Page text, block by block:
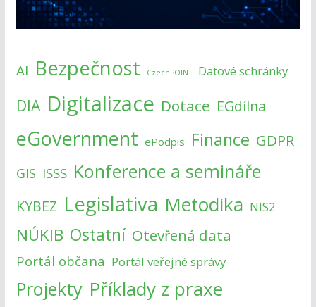
AI Bezpečnost CzechPOINT Datové schránky
DIA Digitalizace Dotace EGdílna
eGovernment ePodpis Finance GDPR
GIS ISSS Konference a semináře
KYBEZ Legislativa Metodika NIS2
NÚKIB Ostatní Otevřená data
Portál občana Portál veřejné správy
Projekty Příklady z praxe